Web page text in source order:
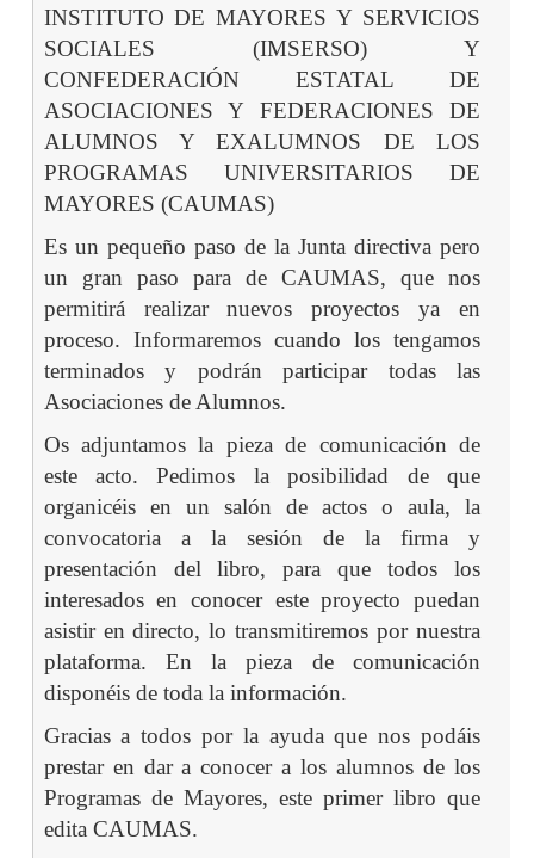
INSTITUTO DE MAYORES Y SERVICIOS
SOCIALES (IMSERSO) Y
CONFEDERACIÓN ESTATAL DE
ASOCIACIONES Y FEDERACIONES DE
ALUMNOS Y EXALUMNOS DE LOS
PROGRAMAS UNIVERSITARIOS DE
MAYORES (CAUMAS)
Es un pequeño paso de la Junta directiva pero
un gran paso para de CAUMAS, que nos
permitirá realizar nuevos proyectos ya en
proceso. Informaremos cuando los tengamos
terminados y podrán participar todas las
Asociaciones de Alumnos.
Os adjuntamos la pieza de comunicación de
este acto. Pedimos la posibilidad de que
organicéis en un salón de actos o aula, la
convocatoria a la sesión de la firma y
presentación del libro, para que todos los
interesados en conocer este proyecto puedan
asistir en directo, lo transmitiremos por nuestra
plataforma. En la pieza de comunicación
disponéis de toda la información.
Gracias a todos por la ayuda que nos podáis
prestar en dar a conocer a los alumnos de los
Programas de Mayores, este primer libro que
edita CAUMAS.